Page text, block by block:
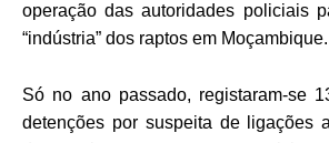
operação das autoridades policiais
“indústria” dos raptos em Moçambique.
Só no ano passado, registaram-se
detenções por suspeita de ligações